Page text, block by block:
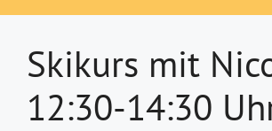
Skikurs mit
12:30-14:30